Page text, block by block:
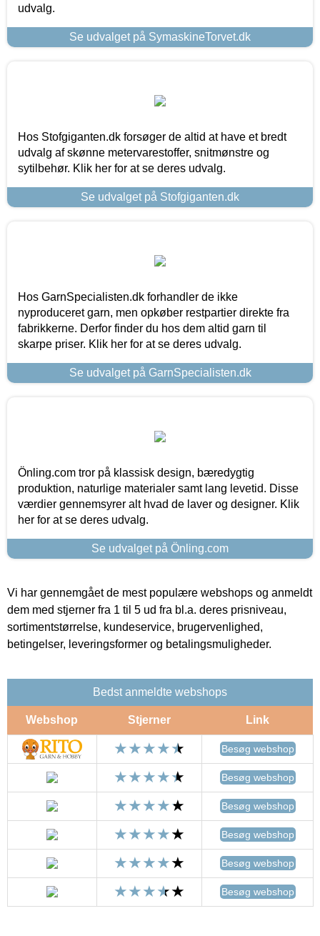
udvalg.
Se udvalget på SymaskineTorvet.dk
Hos Stofgiganten.dk forsøger de altid at have et bredt
udvalg af skønne metervarestoffer, snitmønstre og
sytilbehør. Klik her for at se deres udvalg.
Se udvalget på Stofgiganten.dk
Hos GarnSpecialisten.dk forhandler de ikke
nyproduceret garn, men opkøber restpartier direkte fra
fabrikkerne. Derfor finder du hos dem altid garn til
skarpe priser. Klik her for at se deres udvalg.
Se udvalget på GarnSpecialisten.dk
Önling.com tror på klassisk design, bæredygtig
produktion, naturlige materialer samt lang levetid. Disse
værdier gennemsyrer alt hvad de laver og designer. Klik
her for at se deres udvalg.
Se udvalget på Önling.com
Vi har gennemgået de mest populære webshops og anmeldt
dem med stjerner fra 1 til 5 ud fra bl.a. deres prisniveau,
sortimentstørrelse, kundeservice, brugervenlighed,
betingelser, leveringsformer og betalingsmuligheder.
Bedst anmeldte webshops
Webshop Stjerner Link
Besøg webshop
Besøg webshop
Besøg webshop
Besøg webshop
Besøg webshop
Besøg webshop